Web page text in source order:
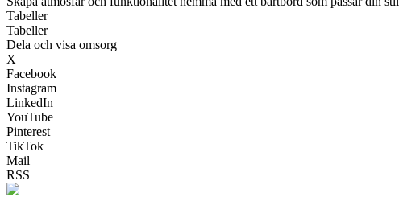
Tabeller
Tabeller
Dela och visa omsorg
X
Facebook
Instagram
LinkedIn
YouTube
Pinterest
TikTok
Mail
RSS